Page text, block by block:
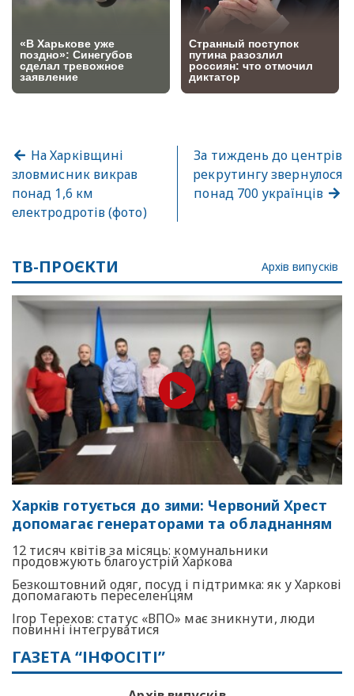
На Харківщині
зловмисник викрав
понад 1,6 км
електродротів (фото)
За тиждень до центрів
рекрутингу звернулося
понад 700 українців
ТВ-ПРОЄКТИ Архів випусків
Харків готується до зими: Червоний Хрест
допомагає генераторами та обладнанням
12 тисяч квітів за місяць: комунальники
продовжують благоустрій Харкова
Безкоштовний одяг, посуд і підтримка: як у Харкові
допомагають переселенцям
Ігор Терехов: статус «ВПО» має зникнути, люди
повинні інтегруватися
ГАЗЕТА “ІНФОСІТІ”